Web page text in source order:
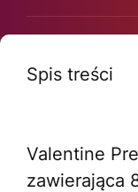
Spis treści
Valentine
zawierająca